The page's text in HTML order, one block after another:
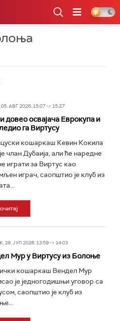
АВГ 2026, 15:07 -> 15:27
довео освајача Еврокупа и
га Виртусу
кошаркаш Кевин Кокила
члан Дубаија, али ће наредне
играти за Виртус као
играч, саопштио је клуб из
28. ЈУЛ 2026, 13:59 -> 14:03
Мур у Виртусу из Болоње
кошаркаш Вендел Мур
је једногодишњи уговор са
саопштио је клуб из